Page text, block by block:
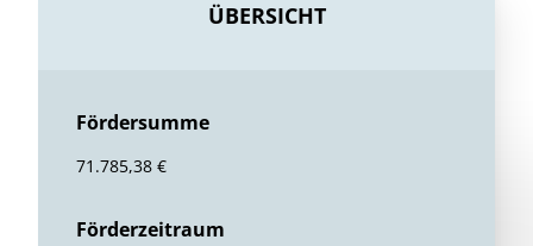
ÜBERSICHT
Fördersumme
71.785,38 €
Förderzeitraum